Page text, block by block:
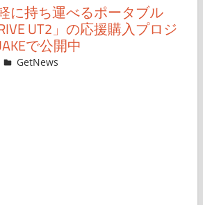
に持ち運べるポータブル
UT2」の応援購入プロジ
で公開中
shnsk
GetNews